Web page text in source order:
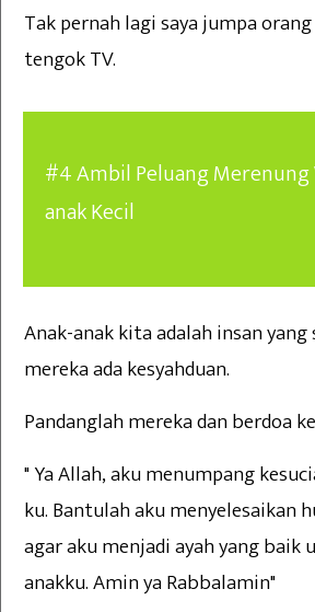
Tak pernah lagi saya jumpa
tengok TV.
#4 Ambil Peluang Merenung
anak Kecil
Anak-anak kita adalah insan yang
mereka ada kesyahduan.
Pandanglah mereka dan berdoa
" Ya Allah, aku menumpang
ku. Bantulah aku menyelesaikan
agar aku menjadi ayah yang baik
anakku. Amin ya Rabbalamin"